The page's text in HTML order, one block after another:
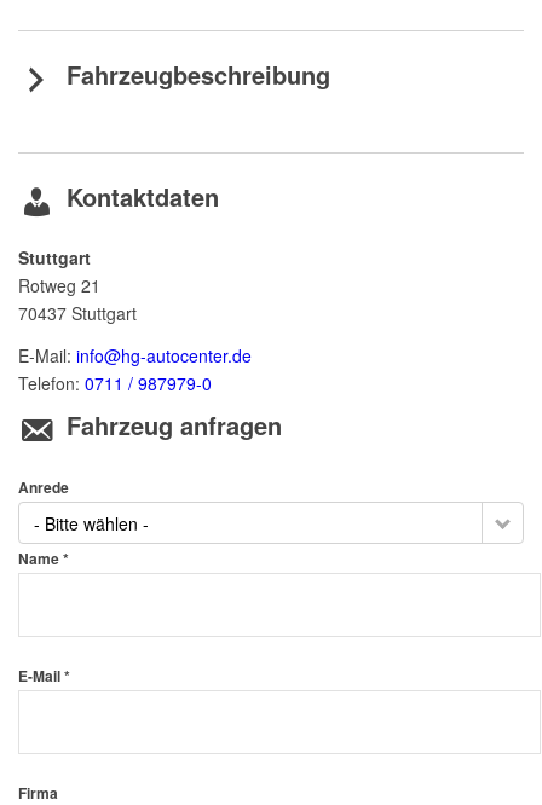
Fahrzeugbeschreibung
Kontaktdaten
Stuttgart
Rotweg 21
70437 Stuttgart
E-Mail: info@hg-autocenter.de
Telefon: 0711 / 987979-0
Fahrzeug anfragen
Anrede
- Bitte wählen -
Name *
E-Mail *
Firma